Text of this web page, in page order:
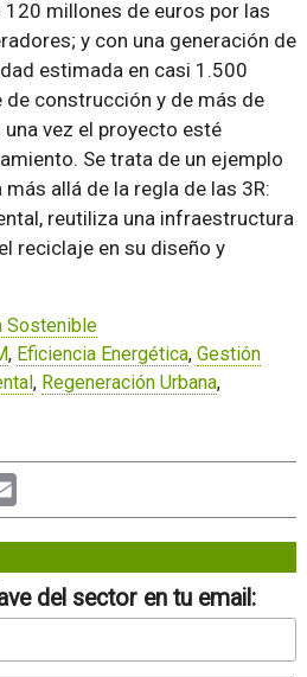
millones de euros por las
y con una generación de
estimada en casi 1.500
construcción y de más de
vez el proyecto esté
Se trata de un ejemplo
allá de la regla de las 3R:
reutiliza una infraestructura
reciclaje en su diseño y
Sostenible
, Eficiencia Energética, Gestión
, Regeneración Urbana,
del sector en tu email: